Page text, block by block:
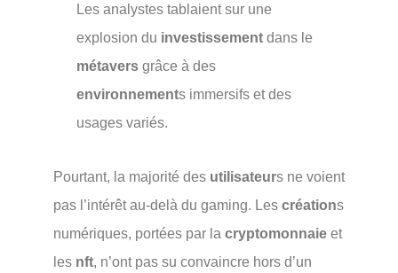
Les analystes tablaient sur une
explosion du investissement dans le
métavers grâce à des
environnements immersifs et des
usages variés.
Pourtant, la majorité des utilisateurs ne voient
pas l’intérêt au-delà du gaming. Les créations
numériques, portées par la cryptomonnaie et
les nft, n’ont pas su convaincre hors d’un